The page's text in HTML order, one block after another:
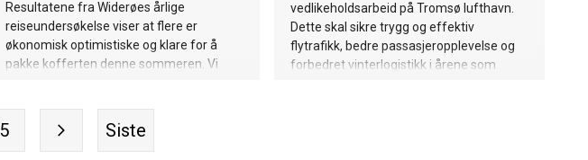
Resultatene fra Widerøes årlige
reiseundersøkelse viser at flere er
økonomisk optimistiske og klare for å
pakke kofferten denne sommeren. Vi
for ferieplaner har tre av fire nordmenn
ennå ikke bestilt årets sommerferie. Den
vedlikeholdsarbeid på Tromsø lufthavn.
Dette skal sikre trygg og effektiv
flytrafikk, bedre passasjeropplevelse og
forbedret vinterlogistikk i årene som
5 Siste